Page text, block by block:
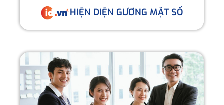
HIỆN DIỆN GƯƠNG MẶT SỐ